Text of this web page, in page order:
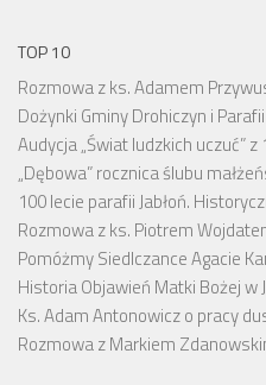
TOP 10
Rozmowa z ks. Adamem
Dożynki Gminy Drohiczyn i
Audycja „Świat ludzkich uczuć”
„Dębowa” rocznica ślubu
100 lecie parafii Jabłoń.
Rozmowa z ks. Piotrem
Pomóżmy Siedlczance Agacie
Historia Objawień Matki Bożej w
Ks. Adam Antonowicz o pracy
Rozmowa z Markiem